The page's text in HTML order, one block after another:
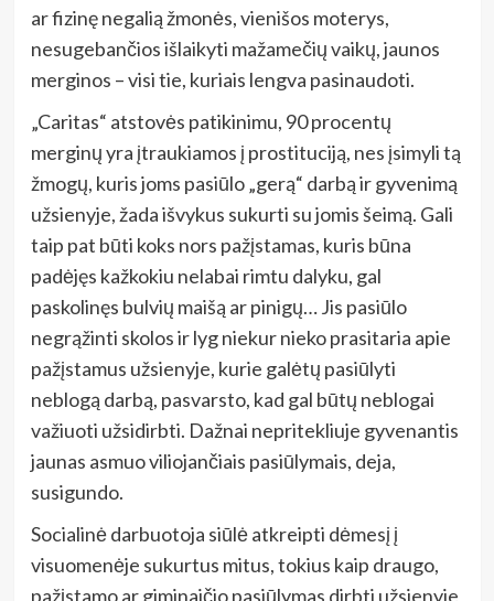
ar fizinę negalią žmonės, vienišos moterys,
nesugebančios išlaikyti mažamečių vaikų, jaunos
merginos – visi tie, kuriais lengva pasinaudoti.
„Caritas“ atstovės patikinimu, 90 procentų
merginų yra įtraukiamos į prostituciją, nes įsimyli tą
žmogų, kuris joms pasiūlo „gerą“ darbą ir gyvenimą
užsienyje, žada išvykus sukurti su jomis šeimą. Gali
taip pat būti koks nors pažįstamas, kuris būna
padėjęs kažkokiu nelabai rimtu dalyku, gal
paskolinęs bulvių maišą ar pinigų… Jis pasiūlo
negrąžinti skolos ir lyg niekur nieko prasitaria apie
pažįstamus užsienyje, kurie galėtų pasiūlyti
neblogą darbą, pasvarsto, kad gal būtų neblogai
važiuoti užsidirbti. Dažnai nepritekliuje gyvenantis
jaunas asmuo viliojančiais pasiūlymais, deja,
susigundo.
Socialinė darbuotoja siūlė atkreipti dėmesį į
visuomenėje sukurtus mitus, tokius kaip draugo,
pažįstamo ar giminaičio pasiūlymas dirbti užsienyje